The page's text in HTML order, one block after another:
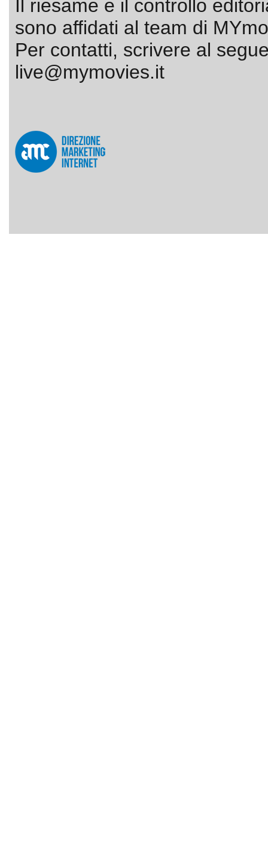
Il riesame e il controllo
sono affidati al team di
Per contatti, scrivere al
live@mymovies.it